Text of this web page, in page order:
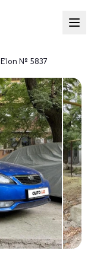
E'lon № 5837